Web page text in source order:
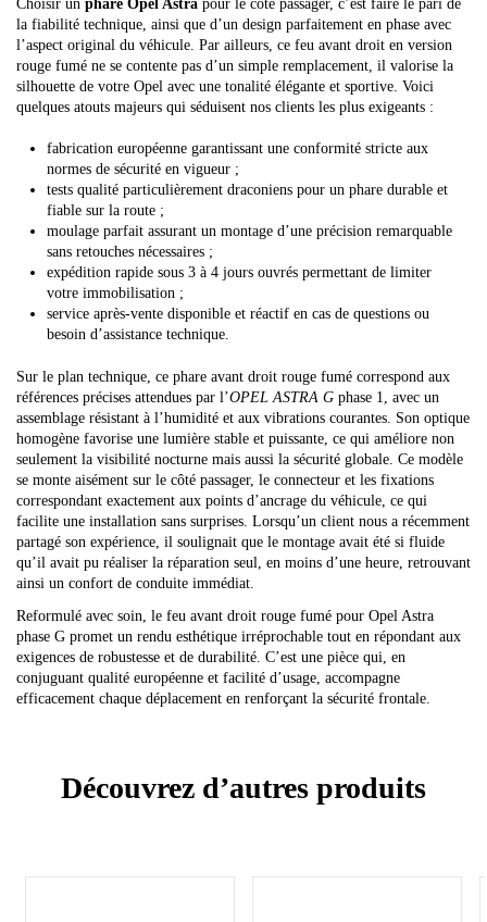
Choisir un phare Opel Astra pour le côté passager, c’est faire le pari de
la fiabilité technique, ainsi que d’un design parfaitement en phase avec
l’aspect original du véhicule. Par ailleurs, ce feu avant droit en version
rouge fumé ne se contente pas d’un simple remplacement, il valorise la
silhouette de votre Opel avec une tonalité élégante et sportive. Voici
quelques atouts majeurs qui séduisent nos clients les plus exigeants :
fabrication européenne garantissant une conformité stricte aux
normes de sécurité en vigueur ;
tests qualité particulièrement draconiens pour un phare durable et
fiable sur la route ;
moulage parfait assurant un montage d’une précision remarquable
sans retouches nécessaires ;
expédition rapide sous 3 à 4 jours ouvrés permettant de limiter
votre immobilisation ;
service après-vente disponible et réactif en cas de questions ou
besoin d’assistance technique.
Sur le plan technique, ce phare avant droit rouge fumé correspond aux
références précises attendues par l’OPEL ASTRA G phase 1, avec un
assemblage résistant à l’humidité et aux vibrations courantes. Son optique
homogène favorise une lumière stable et puissante, ce qui améliore non
seulement la visibilité nocturne mais aussi la sécurité globale. Ce modèle
se monte aisément sur le côté passager, le connecteur et les fixations
correspondant exactement aux points d’ancrage du véhicule, ce qui
facilite une installation sans surprises. Lorsqu’un client nous a récemment
partagé son expérience, il soulignait que le montage avait été si fluide
qu’il avait pu réaliser la réparation seul, en moins d’une heure, retrouvant
ainsi un confort de conduite immédiat.
Reformulé avec soin, le feu avant droit rouge fumé pour Opel Astra
phase G promet un rendu esthétique irréprochable tout en répondant aux
exigences de robustesse et de durabilité. C’est une pièce qui, en
conjuguant qualité européenne et facilité d’usage, accompagne
efficacement chaque déplacement en renforçant la sécurité frontale.
Découvrez d’autres produits